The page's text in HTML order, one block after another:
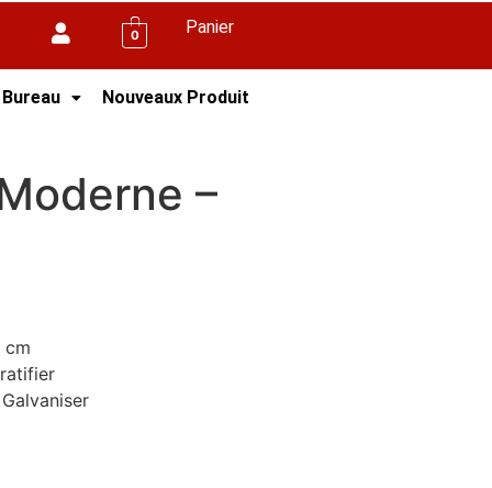
0 Panier
Nouveaux Produit
–
cm